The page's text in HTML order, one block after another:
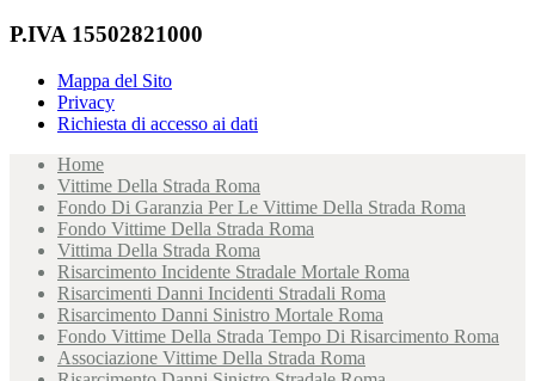
P.IVA 15502821000
Mappa del Sito
Privacy
Richiesta di accesso ai dati
Home
Vittime Della Strada Roma
Fondo Di Garanzia Per Le Vittime Della Strada Roma
Fondo Vittime Della Strada Roma
Vittima Della Strada Roma
Risarcimento Incidente Stradale Mortale Roma
Risarcimenti Danni Incidenti Stradali Roma
Risarcimento Danni Sinistro Mortale Roma
Fondo Vittime Della Strada Tempo Di Risarcimento Roma
Associazione Vittime Della Strada Roma